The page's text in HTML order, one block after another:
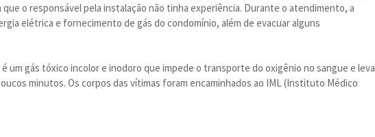
o responsável pela instalação não tinha experiência. Durante o atendimento, a
elétrica e fornecimento de gás do condomínio, além de evacuar alguns
um gás tóxico incolor e inodoro que impede o transporte do oxigênio no sangue e leva
minutos. Os corpos das vítimas foram encaminhados ao IML (Instituto Médico